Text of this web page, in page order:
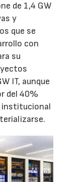
de 1,4 GW
y
que se
con
su
IT, aunque
del 40%
institucional